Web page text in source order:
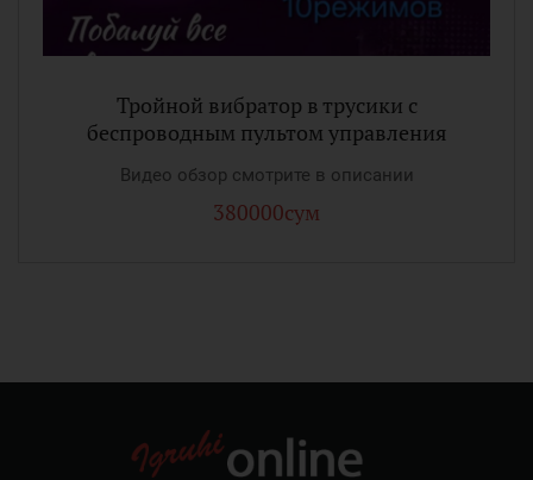
Тройной вибратор в трусики с
беспроводным пультом управления
Видео обзор смотрите в описании
380000сум